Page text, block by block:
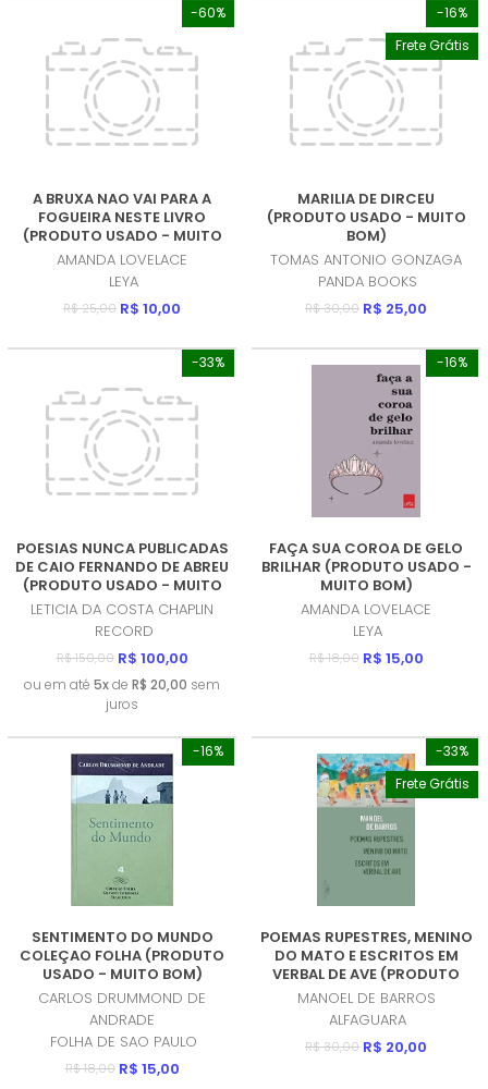
-60%
A BRUXA NAO VAI PARA A
FOGUEIRA NESTE LIVRO
(PRODUTO USADO - MUITO
BOM)
AMANDA LOVELACE
LEYA
R$ 25,00 R$ 10,00
-16%
Frete Grátis
MARILIA DE DIRCEU
(PRODUTO USADO - MUITO
BOM)
TOMAS ANTONIO GONZAGA
PANDA BOOKS
R$ 30,00 R$ 25,00
-33%
POESIAS NUNCA PUBLICADAS
DE CAIO FERNANDO DE ABREU
(PRODUTO USADO - MUITO
BOM)
LETICIA DA COSTA CHAPLIN
RECORD
R$ 150,00 R$ 100,00
ou em até 5xde R$ 20,00 sem
juros
-16%
FAÇA SUA COROA DE GELO
BRILHAR (PRODUTO USADO -
MUITO BOM)
AMANDA LOVELACE
LEYA
R$ 18,00 R$ 15,00
-16%
SENTIMENTO DO MUNDO
COLEÇAO FOLHA (PRODUTO
USADO - MUITO BOM)
CARLOS DRUMMOND DE
ANDRADE
FOLHA DE SAO PAULO
R$ 18,00 R$ 15,00
-33%
Frete Grátis
POEMAS RUPESTRES, MENINO
DO MATO E ESCRITOS EM
VERBAL DE AVE (PRODUTO
USADO - BOM)
MANOEL DE BARROS
ALFAGUARA
R$ 30,00 R$ 20,00